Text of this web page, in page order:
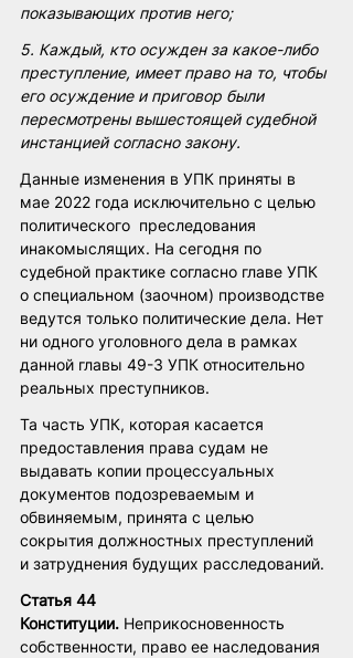
показывающих против него;
5. Каждый, кто осужден за какое-либо
преступление, имеет право на то, чтобы
его осуждение и приговор были
пересмотрены вышестоящей судебной
инстанцией согласно закону.
Данные изменения в УПК приняты в
мае 2022 года исключительно с целью
политического  преследования
инакомыслящих. На сегодня по
судебной практике согласно главе УПК
о специальном (заочном) производстве
ведутся только политические дела. Нет
ни одного уголовного дела в рамках
данной главы 49-3 УПК относительно
реальных преступников.
Та часть УПК, которая касается
предоставления права судам не
выдавать копии процессуальных
документов подозреваемым и
обвиняемым, принята с целью
сокрытия должностных преступлений
и затруднения будущих расследований.
Статья 44
Конституции. Неприкосновенность
собственности, право ее наследования